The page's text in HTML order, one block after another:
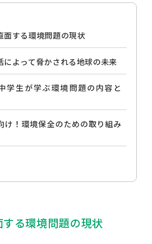
面する環境問題の現状
によって脅かされる地球の未来
学生が学ぶ環境問題の内容と
け！環境保全のための取り組み
る環境問題の現状